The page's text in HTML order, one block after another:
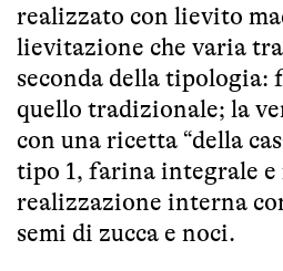
realizzato con lievito
lievitazione che varia
seconda della tipologia:
quello tradizionale; la
con una ricetta “della
tipo 1, farina integrale
realizzazione interna
semi di zucca e noci.